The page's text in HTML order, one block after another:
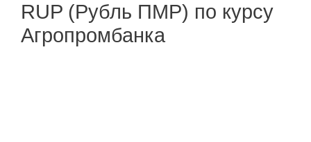
RUP (Рубль ПМР) по курсу
Агропромбанка